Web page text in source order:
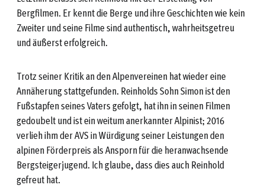
Bergfilmen. Er kennt die Berge und ihre Geschichten wie kein
Zweiter und seine Filme sind authentisch, wahrheitsgetreu
und äußerst erfolgreich.
Trotz seiner Kritik an den Alpenvereinen hat wieder eine
Annäherung stattgefunden. Reinholds Sohn Simon ist den
Fußstapfen seines Vaters gefolgt, hat ihn in seinen Filmen
gedoubelt und ist ein weitum anerkannter Alpinist; 2016
verlieh ihm der AVS in Würdigung seiner Leistungen den
alpinen Förderpreis als Ansporn für die heranwachsende
Bergsteigerjugend. Ich glaube, dass dies auch Reinhold
gefreut hat.